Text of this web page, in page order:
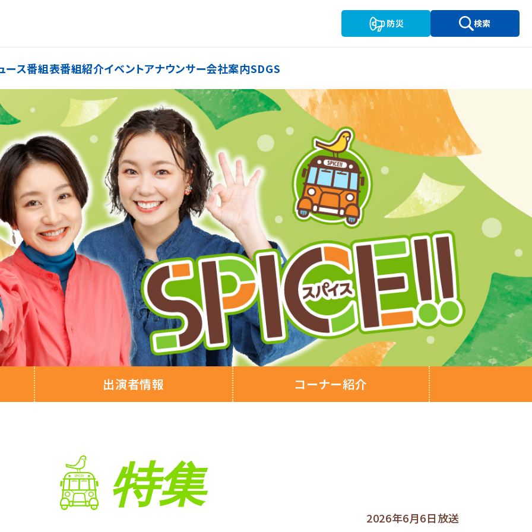
防災 検索
ース番組表番組紹介イベントアナウンサー会社案内SDGS
出演者情報 コーナー紹介
特集
2026年6月6日放送